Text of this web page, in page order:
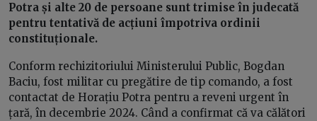
Potra și alte 20 de persoane sunt trimise în judecată
pentru tentativă de acțiuni împotriva ordinii
constituționale.
Conform rechizitoriului Ministerului Public, Bogdan
Baciu, fost militar cu pregătire de tip comando, a fost
contactat de Horațiu Potra pentru a reveni urgent în
țară, în decembrie 2024. Când a confirmat că va călători